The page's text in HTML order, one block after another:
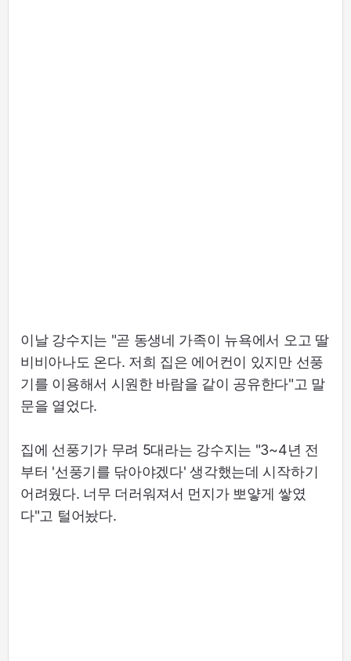
이날 강수지는 "곧 동생네 가족이 뉴욕에서 오고 딸
비비아나도 온다. 저희 집은 에어컨이 있지만 선풍
기를 이용해서 시원한 바람을 같이 공유한다"고 말
문을 열었다.
집에 선풍기가 무려 5대라는 강수지는 "3~4년 전
부터 '선풍기를 닦아야겠다' 생각했는데 시작하기
어려웠다. 너무 더러워져서 먼지가 뽀얗게 쌓였
다"고 털어놨다.